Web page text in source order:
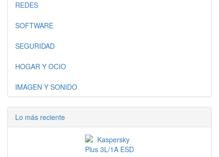
REDES
SOFTWARE
SEGURIDAD
HOGAR Y OCIO
IMAGEN Y SONIDO
Lo más reciente